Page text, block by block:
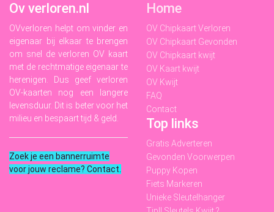
Ov verloren.nl
OVverloren helpt om vinder en
eigenaar bij elkaar te brengen
om snel de verloren OV kaart
met de rechtmatige eigenaar te
herenigen. Dus geef verloren
OV-kaarten nog een langere
levensduur. Dit is beter voor het
milieu en bespaart tijd & geld.
Zoek je een bannerruimte
voor jouw reclame? Contact
Home
OV Chipkaart Verloren
OV Chipkaart Gevonden
OV Chipkaart kwijt
OV Kaart kwijt
OV Kwijt
FAQ
Contact
Top links
Gratis Adverteren
Gevonden Voorwerpen
Puppy Kopen
Fiets Markeren
Unieke Sleutelhanger